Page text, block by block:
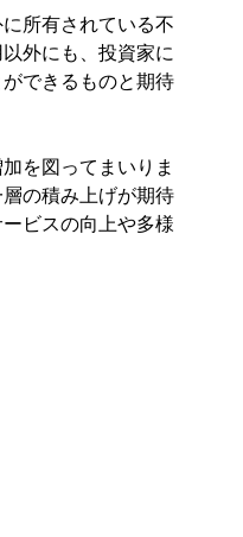
所有されている不
外にも、投資家に
できるものと期待
を図ってまいりま
の積み上げが期待
ビスの向上や多様